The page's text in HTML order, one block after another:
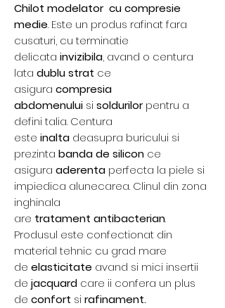
Chilot modelator cu compresie
medie. Este un produs rafinat fara
cusaturi, cu terminatie
delicata invizibila, avand o centura
lata dublu strat ce
asigura compresia
abdomenului si soldurilorpentru a
defini talia. Centura
este inalta deasupra buricului si
prezinta banda de silicon ce
asigura aderenta perfecta la piele si
impiedica alunecarea. Clinul din zona
inghinala
are tratament antibacterian.
Produsul este confectionat din
material tehnic cu grad mare
de elasticitate avand si mici insertii
de jacquard care ii confera un plus
de confort si rafinament.